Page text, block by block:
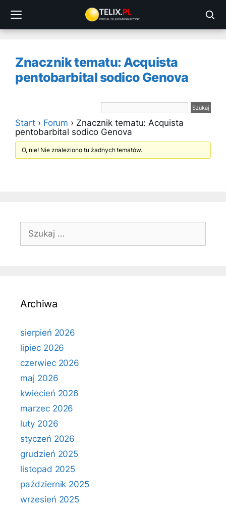
treści
Znacznik tematu: Acquista
pentobarbital sodico Genova
Start › Forum › Znacznik tematu: Acquista
pentobarbital sodico Genova
O, nie! Nie znaleziono tu żadnych tematów.
Szukaj:
Archiwa
sierpień 2026
lipiec 2026
czerwiec 2026
maj 2026
kwiecień 2026
marzec 2026
luty 2026
styczeń 2026
grudzień 2025
listopad 2025
październik 2025
wrzesień 2025